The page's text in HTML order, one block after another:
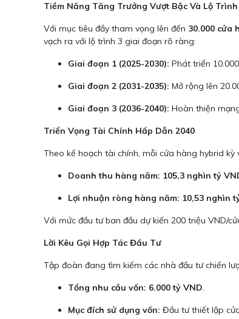
Tiềm Năng Tăng Trưởng Vượt Bậc Và Lộ
Với mục tiêu đầy tham vọng lên đến 30.000 cửa
vạch ra với lộ trình 3 giai đoạn rõ ràng:
Giai đoạn 1 (2025-2030): Phát triển
Giai đoạn 2 (2031-2035): Mở rộng lên
Giai đoạn 3 (2036-2040): Hoàn thiện
Triển Vọng Tài Chính Hấp Dẫn 2040
Theo kế hoạch tài chính, mỗi cửa hàng hybrid
Doanh thu hàng năm: 105,3 nghìn tỷ
Lợi nhuận ròng hàng năm: 10,53 nghìn
Với mức đầu tư ban đầu dự kiến 200 triệu VND/
Lời Kêu Gọi Hợp Tác Đầu Tư
Tập đoàn đang tìm kiếm các nhà đầu tư chiến
Tổng nhu cầu vốn: 6.000 tỷ VND.
Mục đích sử dụng vốn: Đầu tư thiết lập